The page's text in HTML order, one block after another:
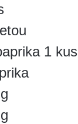
1 kus